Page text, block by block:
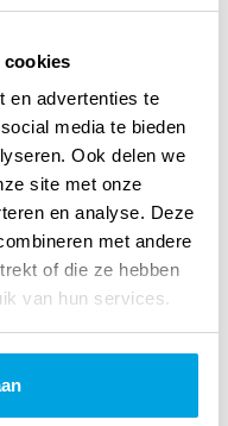
cookies
en advertenties te
media te bieden
Ook delen we
site met onze
en analyse. Deze
met andere
of die ze hebben
van hun services.
in Gewone Taal.
in